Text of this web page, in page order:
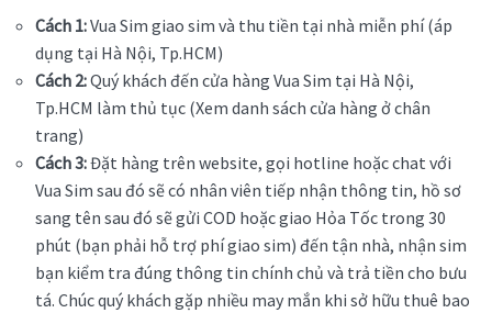
Cách 1:Vua Sim giao sim và thu tiền tại nhà miễn phí (áp
dụng tại Hà Nội, Tp.HCM)
Cách 2:Quý khách đến cửa hàng Vua Sim tại Hà Nội,
Tp.HCM làm thủ tục (Xem danh sách cửa hàng ở chân
trang)
Cách 3:Đặt hàng trên website, gọi hotline hoặc chat với
Vua Sim sau đó sẽ có nhân viên tiếp nhận thông tin, hồ sơ
sang tên sau đó sẽ gửi COD hoặc giao Hỏa Tốc trong 30
phút (bạn phải hỗ trợ phí giao sim) đến tận nhà, nhận sim
bạn kiểm tra đúng thông tin chính chủ và trả tiền cho bưu
tá. Chúc quý khách gặp nhiều may mắn khi sở hữu thuê bao